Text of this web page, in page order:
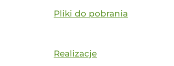
Pliki do pobrania
Realizacje